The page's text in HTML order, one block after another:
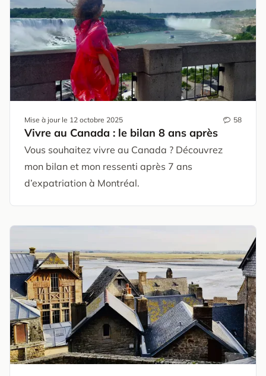
Mise à jour le 12 octobre 2025 58
Vivre au Canada : le bilan 8 ans après
Vous souhaitez vivre au Canada ? Découvrez
mon bilan et mon ressenti après 7 ans
d’expatriation à Montréal.